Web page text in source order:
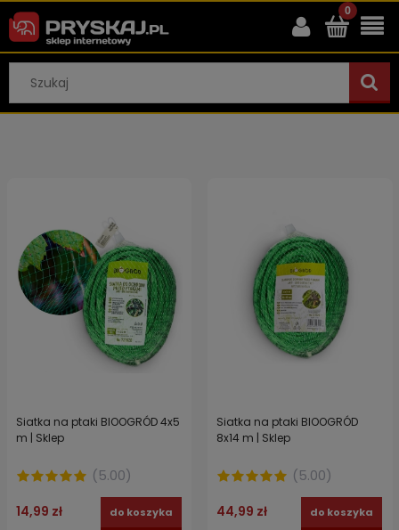
Siatka na ptaki BIOOGRÓD 4x5
m | Sklep
(5.00)
14,99 zł do koszyka
Siatka na ptaki BIOOGRÓD
8x14 m | Sklep
(5.00)
44,99 zł do koszyka